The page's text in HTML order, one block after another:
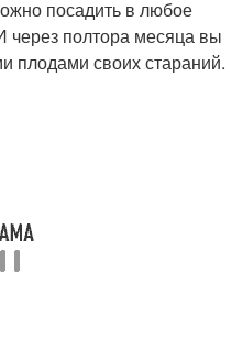
посадить в любое
через полтора месяца вы
плодами своих стараний.